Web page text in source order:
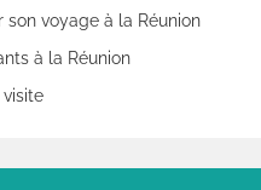
son voyage à la Réunion
à la Réunion